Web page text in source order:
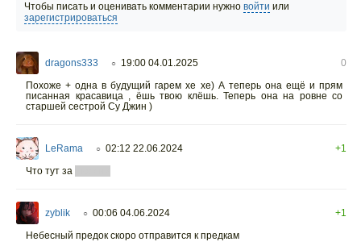
Чтобы писать и оценивать комментарии нужно войти или
зарегистрироваться
dragons333 ○ 19:00 04.01.2025
0
Похоже + одна в будущий гарем хе хе) А теперь она ещё и прям
писанная красавица , ёшь твою клёшь. Теперь она на ровне со
старшей сестрой Су Джин )
LeRama ○ 02:12 22.06.2024
+1
Что тут за
zyblik ○ 00:06 04.06.2024
+1
Небесный предок скоро отправится к предкам